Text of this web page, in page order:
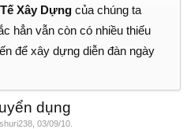
Xây Dựng của chúng ta
hẳn vẫn còn có nhiều thiếu
để xây dựng diễn đàn ngày
dụng
shuri238 03/09/10